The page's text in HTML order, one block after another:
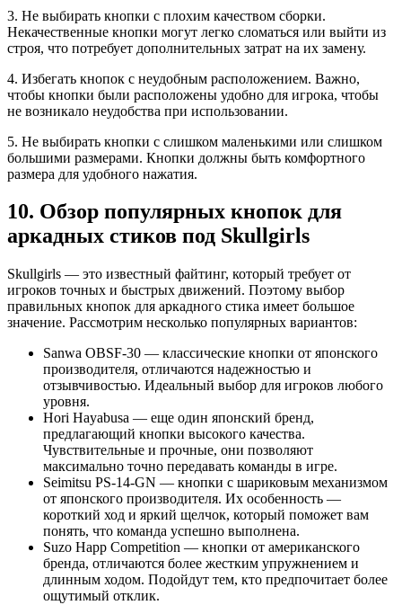
3. Не выбирать кнопки с плохим качеством сборки.
Некачественные кнопки могут легко сломаться или выйти из
строя, что потребует дополнительных затрат на их замену.
4. Избегать кнопок с неудобным расположением. Важно,
чтобы кнопки были расположены удобно для игрока, чтобы
не возникало неудобства при использовании.
5. Не выбирать кнопки с слишком маленькими или слишком
большими размерами. Кнопки должны быть комфортного
размера для удобного нажатия.
10. Обзор популярных кнопок для
аркадных стиков под Skullgirls
Skullgirls — это известный файтинг, который требует от
игроков точных и быстрых движений. Поэтому выбор
правильных кнопок для аркадного стика имеет большое
значение. Рассмотрим несколько популярных вариантов:
Sanwa OBSF-30 — классические кнопки от японского
производителя, отличаются надежностью и
отзывчивостью. Идеальный выбор для игроков любого
уровня.
Hori Hayabusa — еще один японский бренд,
предлагающий кнопки высокого качества.
Чувствительные и прочные, они позволяют
максимально точно передавать команды в игре.
Seimitsu PS-14-GN — кнопки с шариковым механизмом
от японского производителя. Их особенность —
короткий ход и яркий щелчок, который поможет вам
понять, что команда успешно выполнена.
Suzo Happ Competition — кнопки от американского
бренда, отличаются более жестким упружнением и
длинным ходом. Подойдут тем, кто предпочитает более
ощутимый отклик.